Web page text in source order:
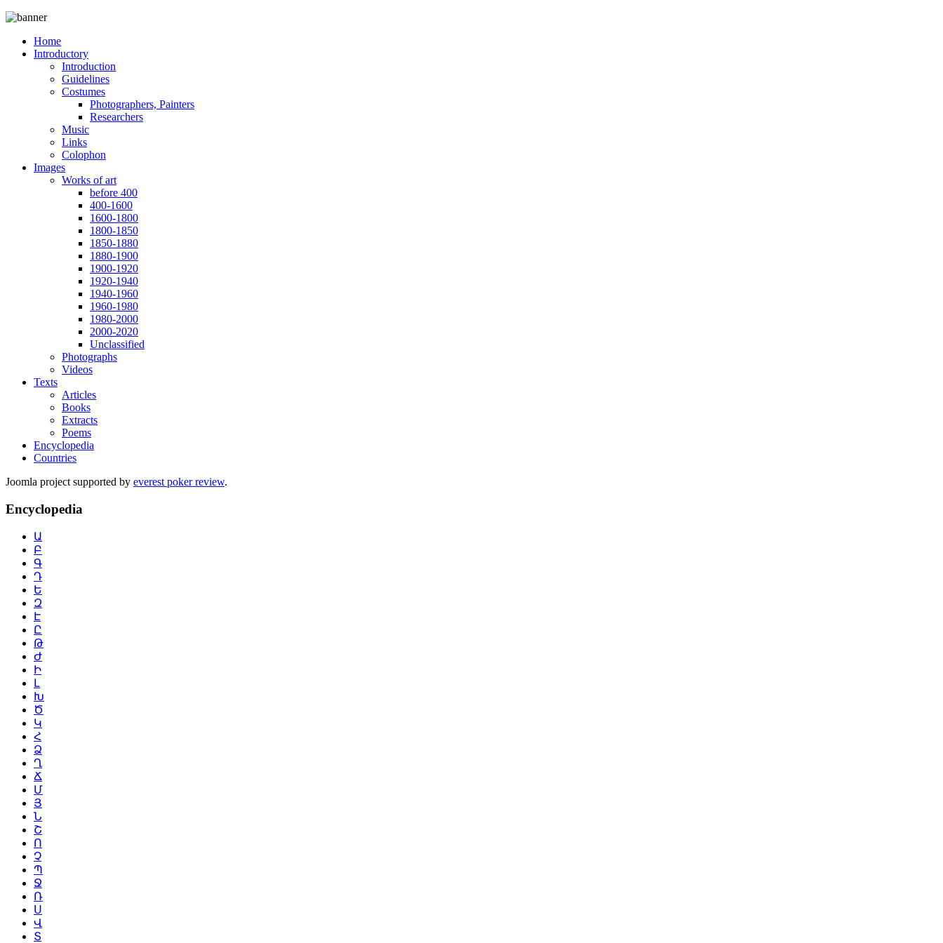
Home
Introductory
Introduction
Guidelines
Costumes
Photographers, Painters
Researchers
Music
Links
Colophon
Images
Works of art
before 400
400-1600
1600-1800
1800-1850
1850-1880
1880-1900
1900-1920
1920-1940
1940-1960
1960-1980
1980-2000
2000-2020
Unclassified
Photographs
Videos
Texts
Articles
Books
Extracts
Poems
Encyclopedia
Countries
Joomla project supported by everest poker review.
Encyclopedia
Ա
Բ
Գ
Դ
Ե
Զ
Է
Ը
Թ
Ժ
Ի
Լ
Խ
Ծ
Կ
Հ
Ձ
Ղ
Ճ
Մ
Յ
Ն
Շ
Ո
Չ
Պ
Ջ
Ռ
Ս
Վ
Տ